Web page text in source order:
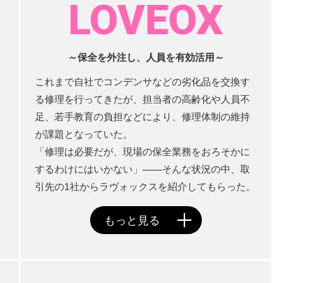
LOVEOX
～保全を外注し、人員を有効活用～
これまで自社でコンデンサなどの劣化品を交換す
る修理を行ってきたが、担当者の高齢化や人員不
足、若手教育の負担などにより、修理体制の維持
が課題となっていた。
「修理は必要だが、現場の保全業務をおろそかに
するわけにはいかない」――そんな状況の中、取
引先の1社からラヴォックスを紹介してもらった。